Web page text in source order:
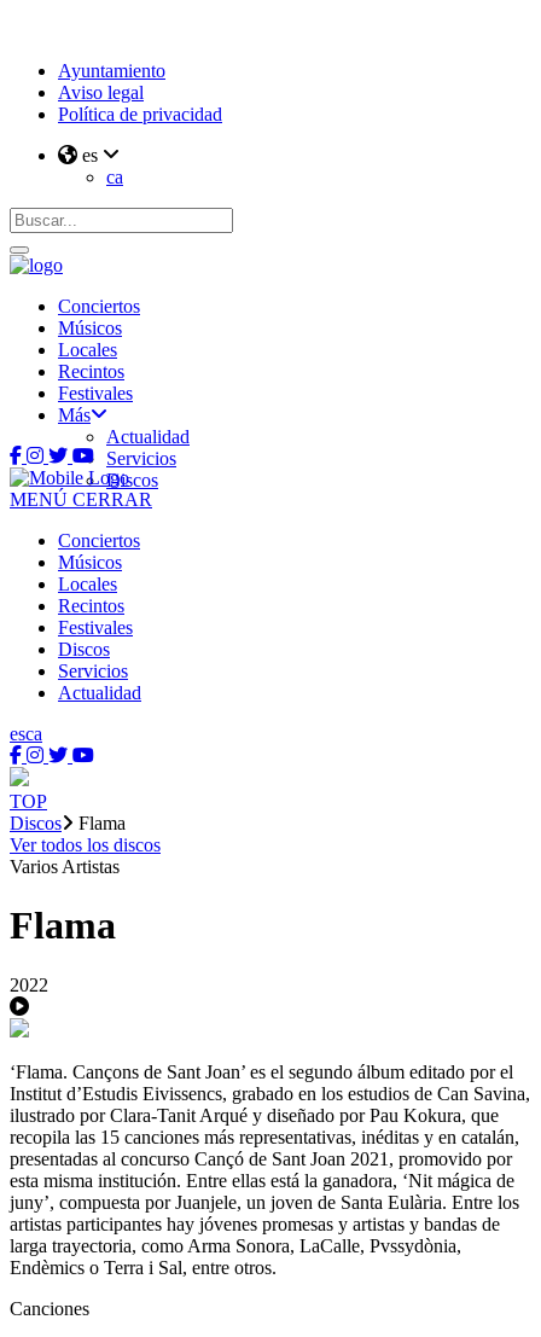
Ayuntamiento
Aviso legal
Política de privacidad
es
ca
Conciertos
Músicos
Locales
Recintos
Festivales
Más
Actualidad
Servicios
Discos
MENÚ CERRAR
Conciertos
Músicos
Locales
Recintos
Festivales
Discos
Servicios
Actualidad
esca
TOP
Discos
Flama
Ver todos los discos
Varios Artistas
Flama
2022
‘Flama. Cançons de Sant Joan’ es el segundo álbum editado por el
Institut d’Estudis Eivissencs, grabado en los estudios de Can Savina,
ilustrado por Clara-Tanit Arqué y diseñado por Pau Kokura, que
recopila las 15 canciones más representativas, inéditas y en catalán,
presentadas al concurso Cançó de Sant Joan 2021, promovido por
esta misma institución. Entre ellas está la ganadora, ‘Nit mágica de
juny’, compuesta por Juanjele, un joven de Santa Eulària. Entre los
artistas participantes hay jóvenes promesas y artistas y bandas de
larga trayectoria, como Arma Sonora, LaCalle, Pvssydònia,
Endèmics o Terra i Sal, entre otros.
Canciones